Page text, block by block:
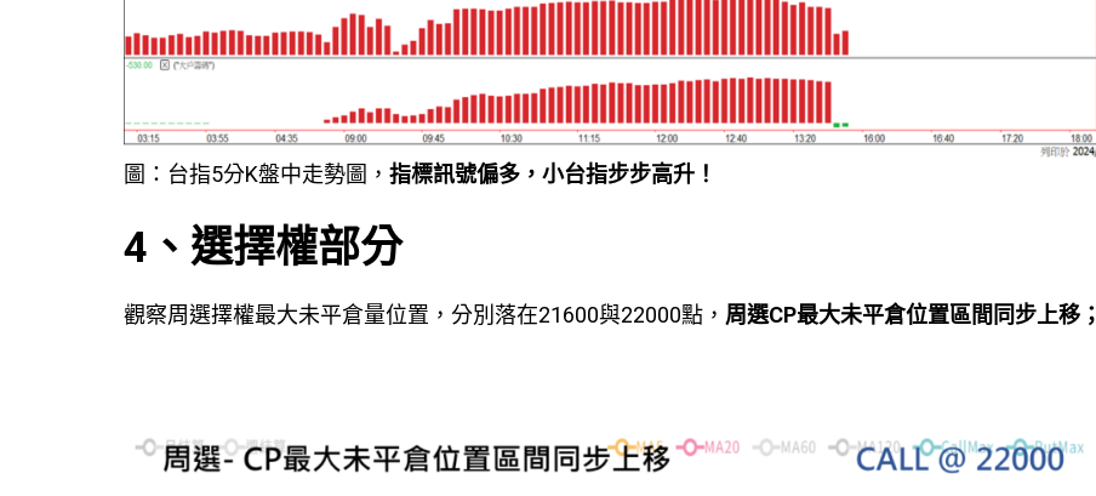
圖：台指5分K盤中走勢圖， 指標訊號偏多，小台指步步高升！
4、選擇權部分
觀察周選擇權最大未平倉量位置，分別落在21600與22000點， 周選CP最大未平倉位置區間同步上移；